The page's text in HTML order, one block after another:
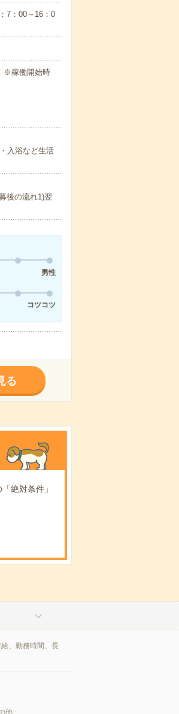
7：00～16：0
※稼働開始時
入浴など生活
後の流れ1)翌
男性
コツコツ
る
絶対条件」
、勤務時間、長
他